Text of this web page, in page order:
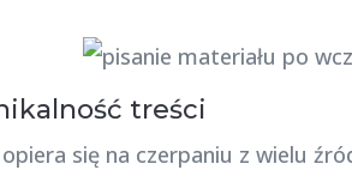
treści
opiera się na czerpaniu z wielu